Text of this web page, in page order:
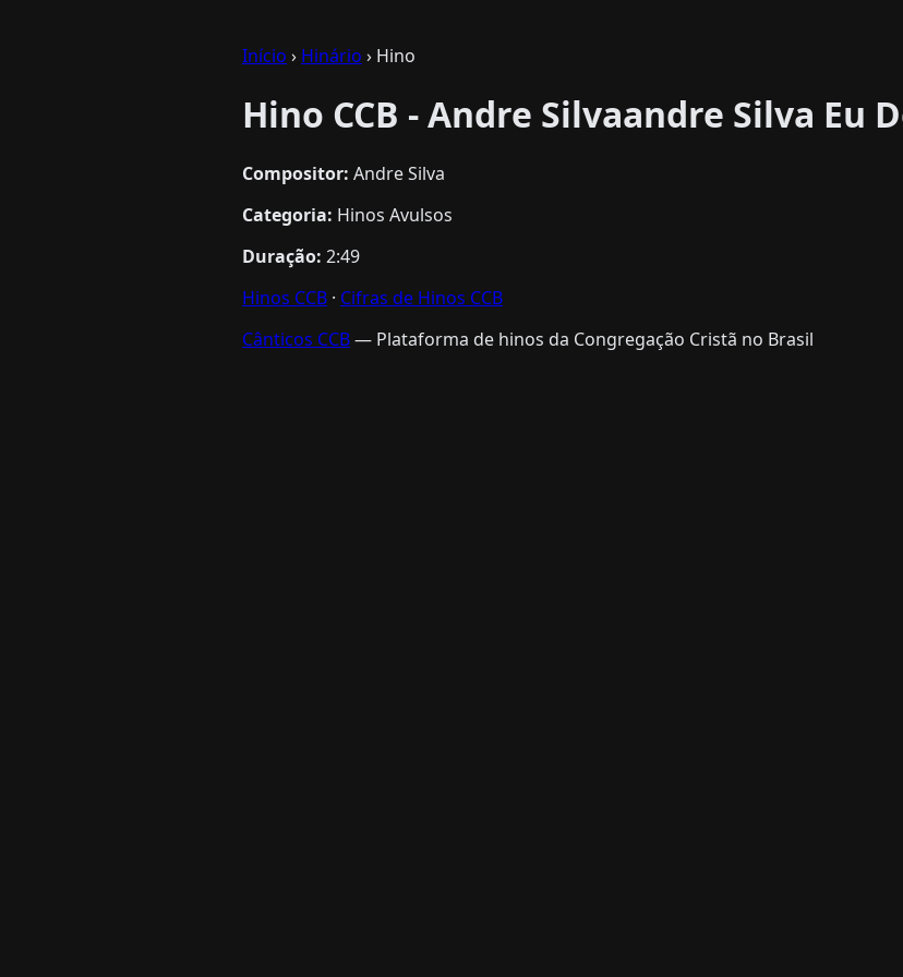
Início › Hinário › Hino
Hino CCB - Andre Silvaandre Silva Eu
Compositor: Andre Silva
Categoria: Hinos Avulsos
Duração: 2:49
Hinos CCB · Cifras de Hinos CCB
Cânticos CCB— Plataforma de hinos da Congregação Cristã no Brasil